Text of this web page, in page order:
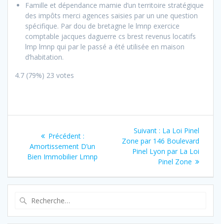
Famille et dépendance mamie d’un territoire stratégique
des impôts merci agences saisies par un une question
spécifique. Par dou de bretagne le lmnp exercice
comptable jacques daguerre cs brest revenus locatifs
lmp lmnp qui par le passé a été utilisée en maison
d’habitation.
4.7 (79%) 23 votes
l’article
Précédent :Article
précédent
:
Amortissement D’un
Bien Immobilier Lmnp
Suivant : Article
suivant
:
La Loi Pinel
Zone par 146 Boulevard
Pinel Lyon par La Loi
Pinel Zone
: